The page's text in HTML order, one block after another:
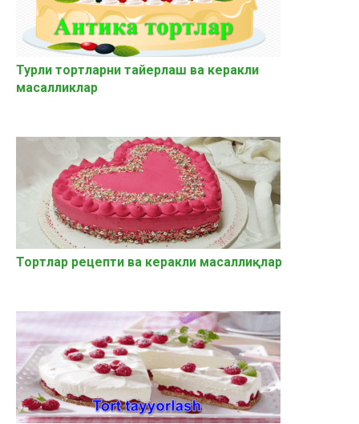
Турли тортларни тайерлаш ва керакли
масалликлар
Тортлар рецепти ва керакли масаллиқлар